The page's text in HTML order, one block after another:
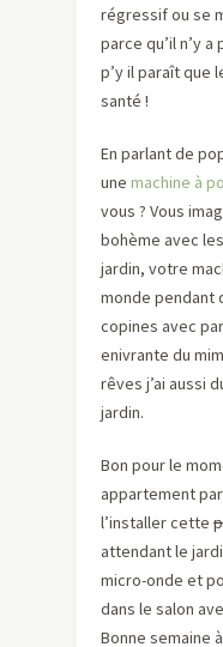
régressif ou se
parce qu’il n’y
p’y il paraît que
santé !
En parlant de
une machine à
vous ? Vous
bohème avec
jardin, votre
monde pendant
copines avec
enivrante du
rêves j’ai aussi
jardin.
Bon pour le
appartement
l’installer cette
attendant le
micro-onde et
dans le salon
Bonne semaine